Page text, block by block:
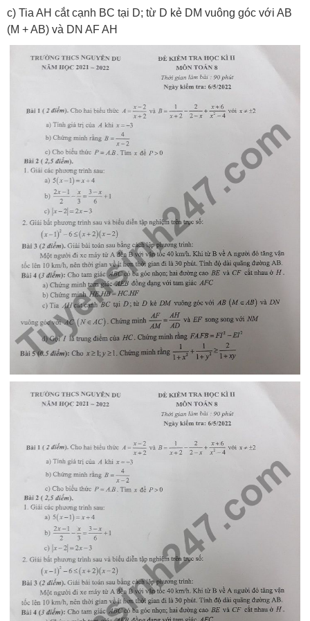
c) Tia AH cắt cạnh BC tại D; từ D kẻ DM vuông góc với AB
(M + AB) và DN AF AH